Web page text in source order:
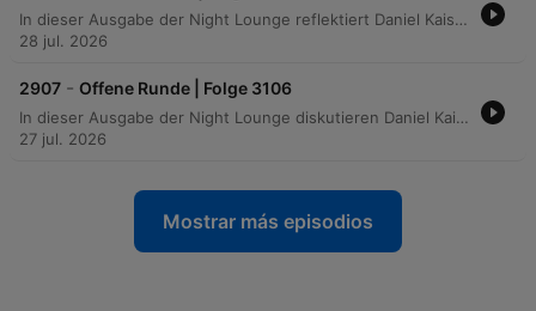
In dieser Ausgabe der Night Lounge reflektiert Daniel Kaiser gemeinsam mit seinen Hörern über die erste Jahreshälfte 2026. Die Gespräche reichen von persönlichen Erfolgen und beruflichen Neuorientierungen bis hin zu tiefgreifenden Herausforderungen durch Verlust, Einsamkeit und psychische Belastungen. Die Anrufer teilen bewegende Einblicke in ihr Leben: Während einige über die Freude an der Rückkehr zur Arbeit oder neue kreative Wege berichten, sprechen andere offen über die Bewältigung toxischer Beziehungen, den Umgang mit Krankheit im Alter oder die wirtschaftlichen Sorgen des aktuellen Jahres.
28 jul. 2026
2907 - Offene Runde | Folge 3106
In dieser Ausgabe der Night Lounge diskutieren Daniel Kaiser und seine Gäste über die vielfältigen Herausforderungen unserer Gesellschaft. Die Themen reichen von der Unzufriedenheit mit dem aktuellen Fernsehprogramm und den Rundfunkgebühren bis hin zu den Schwierigkeiten im Einzelhandel und den Folgen von Schichtarbeit. Zudem werden kritische Fragen zur Medienqualität, den Gefahren von KI-generierten Deepfakes sowie die zunehmende politische Spannung und Sicherheitslage in Deutschland thematisiert. Die Runde debattiert engagiert über Themen wie Sonntagsöffnung, Nachbarschaftskonflikte und den Umgang mit Extremismus.
27 jul. 2026
Mostrar más episodios